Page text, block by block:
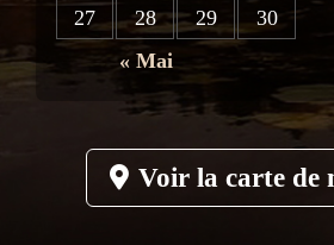
« Mai
27
28 29 30
Voir la carte de